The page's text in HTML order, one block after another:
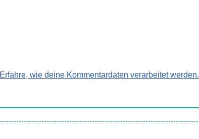
Erfahre, wie deine Kommentardaten verarbeitet werden.